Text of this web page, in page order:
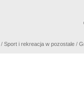
/Sport i rekreacja w pozostale /